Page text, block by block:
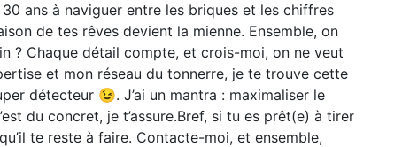
ans à naviguer entre les briques et les chiffres
de tes rêves devient la mienne. Ensemble, on
? Chaque détail compte, et crois-moi, on ne veut
et mon réseau du tonnerre, je te trouve cette
détecteur 😉. J’ai un mantra : maximaliser le
du concret, je t’assure.Bref, si tu es prêt(e) à tirer
te reste à faire. Contacte-moi, et ensemble,